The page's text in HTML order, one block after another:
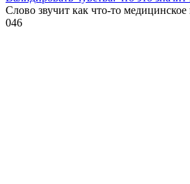
Слово звучит как что-то
046